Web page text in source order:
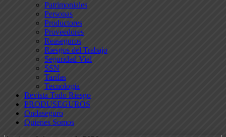
Patrimoniales
Personas
Productores
Proveedores
Reaseguros
Riesgos del Trabajo
Seguridad Vial
SSN
Tarifas
Tecnologia
Revista Todo Riesgo
PRODUSEGUROS
Ondaseguro
Quienes Somos